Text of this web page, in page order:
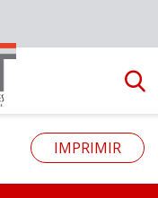
IMPRIMIR